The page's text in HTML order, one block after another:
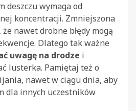
deszczu wymaga od
koncentracji. Zmniejszona
nawet drobne błędy mogą
Dlatego tak ważne
uwagę na drodze i
lusterka. Pamiętaj też o
nawet w ciągu dnia, aby
dla innych uczestników